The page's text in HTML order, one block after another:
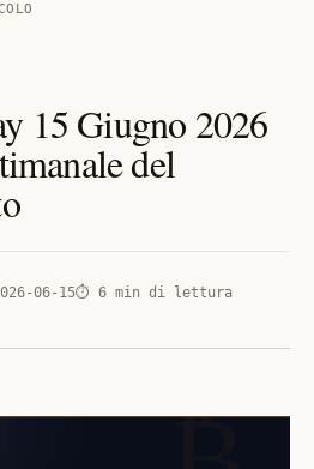
15 Giugno 2026
del
06-15⏱ 6 min di lettura